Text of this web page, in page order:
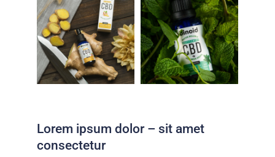
Lorem ipsum dolor – sit amet
consectetur